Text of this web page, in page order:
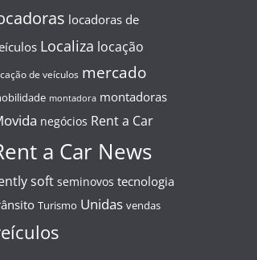
locadoras de
Localiza locação
de veículos mercado
montadora montadoras
negócios Rent a Car
a Car News
soft seminovos tecnologia
Turismo Unidas vendas